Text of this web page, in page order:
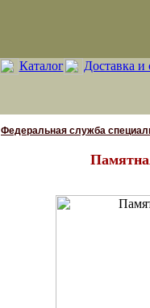
Каталог Доставка и
Федеральная служба